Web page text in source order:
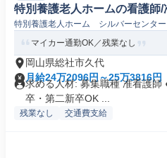
特別養護老人ホームの看護師
特別養護老人ホーム シルバーセンタ
マイカー通勤OK／残業なし
岡山県総社市久代
月給24万2096円～25万3816円
求める人材: 募集職種 准看護師
卒・第二新卒OK ...
残業なし 交通費支給